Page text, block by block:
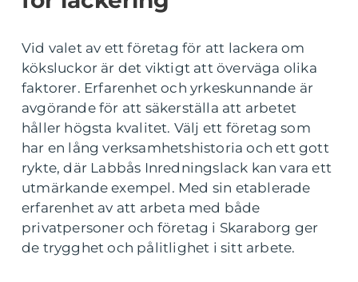
Vid valet av ett företag för att lackera om
köksluckor är det viktigt att överväga olika
faktorer. Erfarenhet och yrkeskunnande är
avgörande för att säkerställa att arbetet
håller högsta kvalitet. Välj ett företag som
har en lång verksamhetshistoria och ett gott
rykte, där Labbås Inredningslack kan vara ett
utmärkande exempel. Med sin etablerade
erfarenhet av att arbeta med både
privatpersoner och företag i Skaraborg ger
de trygghet och pålitlighet i sitt arbete.